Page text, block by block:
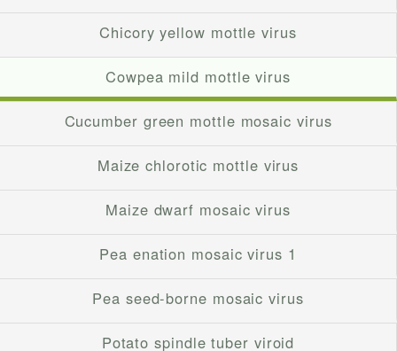
Chicory yellow mottle virus
Cowpea mild mottle virus
Cucumber green mottle mosaic virus
Maize chlorotic mottle virus
Maize dwarf mosaic virus
Pea enation mosaic virus 1
Pea seed-borne mosaic virus
Potato spindle tuber viroid